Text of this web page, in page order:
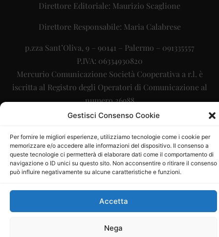
Gestisci Consenso Cookie
Per fornire le migliori esperienze, utilizziamo tecnologie come i cookie per
memorizzare e/o accedere alle informazioni del dispositivo. Il consenso a
queste tecnologie ci permetterà di elaborare dati come il comportamento di
navigazione o ID unici su questo sito. Non acconsentire o ritirare il consenso
può influire negativamente su alcune caratteristiche e funzioni.
Accetta
Nega
Direttore Editoriale: Maurizio Scaglione
Direttore Responsabile: Maria Calabrese
p.zza Sant’Oliva, 9 – 90141 – Palermo – 091335557
P.IVA: 06334930820
Mercurio Comunicazione Società Cooperativa a r.l. è
iscritta al Registro degli Operatori di Comunicazione al
numero 26988
Sito gestito daLa Digitale srl– info@ladigitale.it